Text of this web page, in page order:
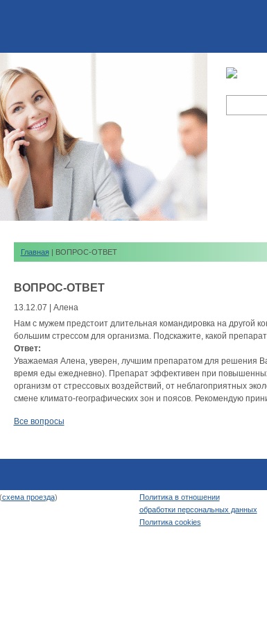
Главная | ВОПРОС-ОТВЕТ
ВОПРОС-ОТВЕТ
13.12.07 | Алена
Нам с мужем предстоит длительная командировка на другой
большим стрессом для организма. Подскажите, какой
Ответ:
Уважаемая Алена, уверен, лучшим препаратом для решения
время еды ежедневно). Препарат эффективен при
организм от стрессовых воздействий, от неблагоприятных
смене климато-географических зон и поясов. Рекомендую
Все вопросы
схема проезда)
Политика в отношении
обработки персональных данных
Политика cookies